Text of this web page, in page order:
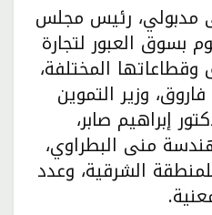
مدبولي، رئيس مجلس
بسوق العبور لتجارة
المختلفة،
وزير التموين
إبراهيم صابر،
منى البطراوي،
الشرقية، وعدد